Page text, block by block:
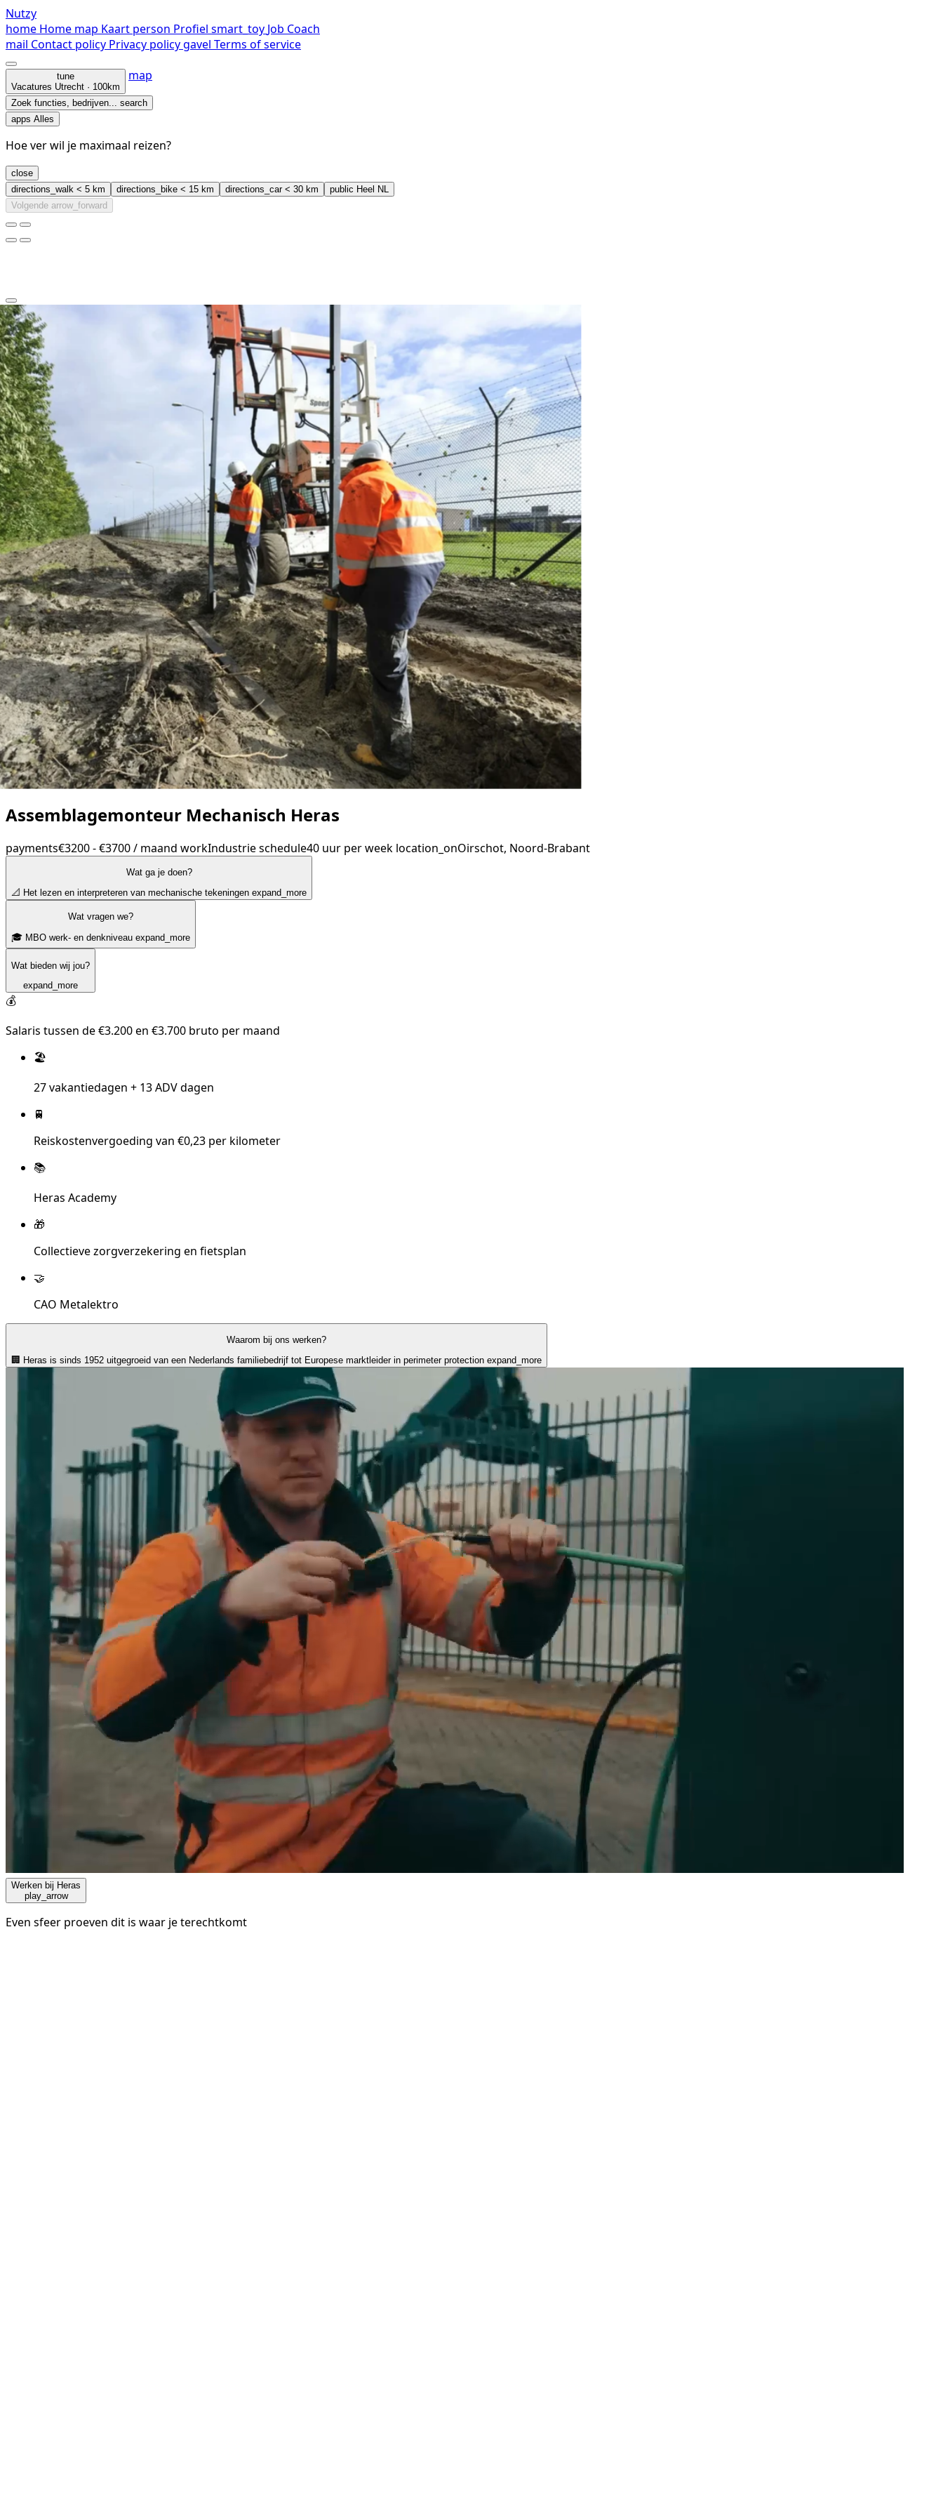
Nutzy
home Home map Kaart person Profiel smart_toy Job Coach
mail Contact policy Privacy policygavel Terms of service
tune
Vacatures Utrecht · 100km
map
Zoek functies, bedrijven... search
apps Alles
Hoe ver wil je maximaal reizen?
close
directions_walk < 5 km directions_bike < 15 km directions_car< 30 km public Heel NL
Volgende arrow_forward
clear arrow_back_ios_new
favorite
Assemblagemonteur Mechanisch Heras
payments€3200 - €3700 / maand workIndustrieschedule40 uur per week location_onOirschot, Noord-Brabant
Wat ga je doen?
📐 Het lezen en interpreteren van mechanische tekeningen expand_more
Wat vragen we?
🎓 MBO werk- en denkniveau expand_more
Wat bieden wij jou?
expand_more
💰
Salaris tussen de €3.200 en €3.700 bruto per maand
🏖️
27 vakantiedagen + 13 ADV dagen
🚆
Reiskostenvergoeding van €0,23 per kilometer
📚
Heras Academy
🎁
Collectieve zorgverzekering en fietsplan
🤝
CAO Metalektro
Waarom bij ons werken?
🏢 Heras is sinds 1952 uitgegroeid van een Nederlands familiebedrijf tot Europese marktleider in perimeter protection expand_more
Werken bij Heras
play_arrow
Even sfeer proeven dit is waar je terechtkomt